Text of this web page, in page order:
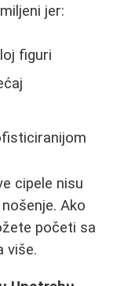
jer:
figuri
cipele nisu
Ako
početi sa
više.